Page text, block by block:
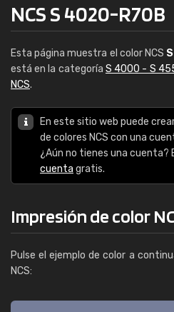
NCS S 4020-R70B
Esta página muestra el color NCS
está en la categoría S 4000 - S
NCS.
En este sitio web puede
de colores NCS con una
¿Aún no tienes una cuenta?
cuenta gratis.
Impresión de color
Pulse el ejemplo de color a
NCS: